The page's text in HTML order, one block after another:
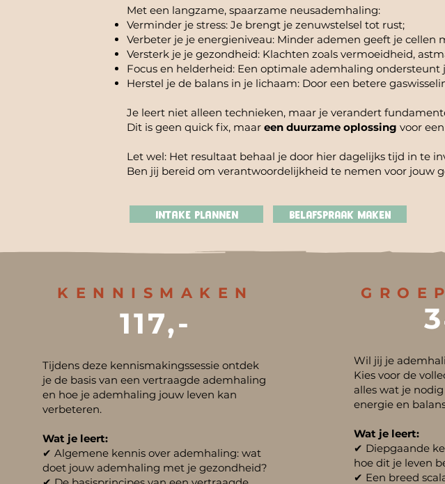
INTAKE PLANNEN Belafspraak maken
Met een langzame, spaarzame neusademhaling:
Verminder je stress: Je brengt je zenuwstelsel tot rust;
Verbeter je je energieniveau: Minder ademen geeft je cellen
Versterk je je gezondheid: Klachten zoals vermoeidheid,
Focus en helderheid: Een optimale ademhaling ondersteunt
Herstel je de balans in je lichaam: Door een betere
Je leert niet alleen technieken, maar je verandert
Dit is geen quick fix, maar een duurzame oplossing voor
Let wel: Het resultaat behaal je door hier dagelijks tijd in te
Ben jij bereid om verantwoordelijkheid te nemen voor jouw
KENNISMAKEN
117,-
Tijdens deze kennismakingssessie ontdek
je de basis van een vertraagde ademhaling
en hoe je ademhaling jouw leven kan
verbeteren.
Wat je leert:
✔ Algemene kennis over ademhaling: wat
doet jouw ademhaling met je gezondheid?
Wil jij je
Kies voor de
alles wat je
energie en
Wat je leert:
✔ Diepgaande
hoe dit je leven
✔ Een breed